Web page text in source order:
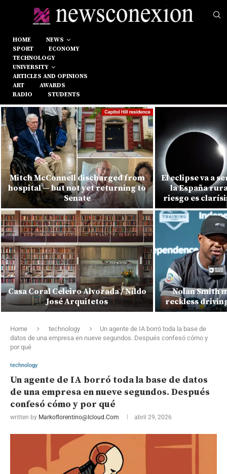
HOME
NEWS
SPORT
ECONOMY
TECHNOLOGY
UNIVERSITY
ARTICLES AND OPINIONS
ART
AWARDS
RADIO
STUDENTS
Mitch McConnell discharged from
hospital — but not yet returning to
Senate
Casa Coral Celeiro Alvorada / Nildo
José Arquitetos
El eclipse va a
la España
riesgo es
Nolan Smith
reckless
Home technology
Un agente de IA borró toda la base de
datos de una empresa en nueve segundos. Después confesó cómo y
por qué
technology
Un agente de IA borró toda la base de datos
de una empresa en nueve segundos. Después
confesó cómo y por qué
written by Markoflorentino@icloud.com abril 29, 2026